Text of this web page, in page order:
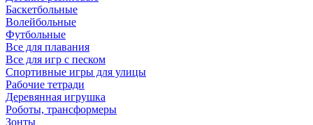
Баскетбольные
Волейбольные
Футбольные
Все для плавания
Все для игр с песком
Спортивные игры для улицы
Рабочие тетради
Деревянная игрушка
Роботы, трансформеры
Зонты